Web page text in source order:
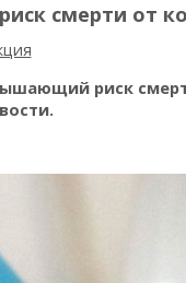
смерти от
риск